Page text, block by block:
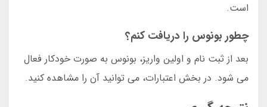
است.
چطور بونوس را دریافت کنم؟
بعد از ثبت نام و اولین واریز، بونوس به صورت خودکار فعال
می شود. در بخش اعتبارات، می توانید آن را مشاهده کنید.